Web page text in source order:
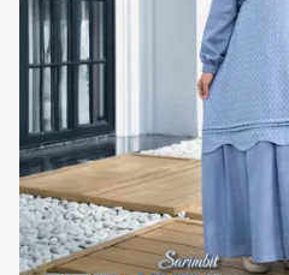
Baju Koko Dewasa
Gamis Anak-anak
Baju Koko Anak